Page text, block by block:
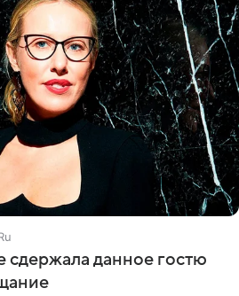
сдержала данное гостю